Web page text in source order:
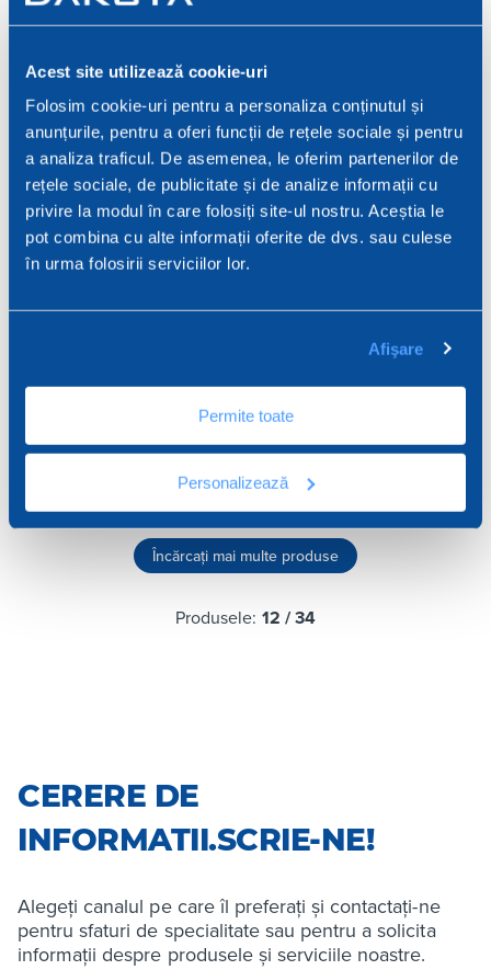
Acest site utilizează cookie-uri
Folosim cookie-uri pentru a personaliza conținutul și
anunțurile, pentru a oferi funcții de rețele sociale și pentru
a analiza traficul. De asemenea, le oferim partenerilor de
rețele sociale, de publicitate și de analize informații cu
privire la modul în care folosiți site-ul nostru. Aceștia le
pot combina cu alte informații oferite de dvs. sau culese
în urma folosirii serviciilor lor.
Afişare
Permite toate
Personalizează
profilul plafonului cu
grinzi duble 27/60
din gips-carton 27/60 mm
Racord imbinare ø 6 de 50
Racord imbinare ø 6 cu
gaura filetata de 50
Încărcați mai multe produse
Produsele: 12 /34
CERERE DE
INFORMATII.SCRIE-NE!
Alegeți canalul pe care îl preferați și contactați-ne
pentru sfaturi de specialitate sau pentru a solicita
informații despre produsele și serviciile noastre.